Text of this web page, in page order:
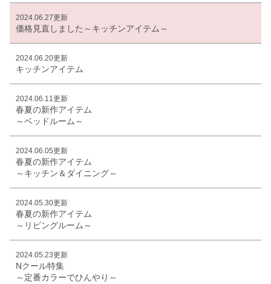
2024.06.27更新
価格見直しました～キッチンアイテム～
2024.06.20更新
キッチンアイテム
2024.06.11更新
春夏の新作アイテム
～ベッドルーム～
2024.06.05更新
春夏の新作アイテム
～キッチン＆ダイニング～
2024.05.30更新
春夏の新作アイテム
～リビングルーム～
2024.05.23更新
Nクール特集
～定番カラーでひんやり～